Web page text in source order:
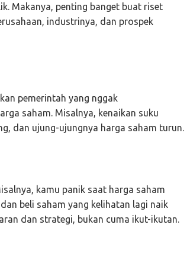
Makanya, penting banget buat riset
industrinya, dan prospek
pemerintah yang nggak
saham. Misalnya, kenaikan suku
dan ujung-ujungnya harga saham turun.
kamu panik saat harga saham
beli saham yang kelihatan lagi naik
dan strategi, bukan cuma ikut-ikutan.